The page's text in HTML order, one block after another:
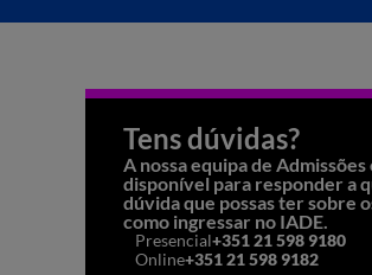
Tens dúvidas?
A nossa equipa de Admissões
disponível para responder a
dúvida que possas ter sobre
como ingressar no IADE.
Presencial+351 21 598 9180
Online+351 21 598 9182